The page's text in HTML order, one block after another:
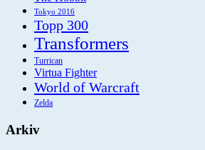
Tokyo 2016
Topp 300
Transformers
Turrican
Virtua Fighter
World of Warcraft
Zelda
Arkiv